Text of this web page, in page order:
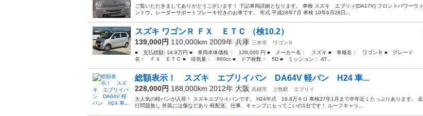
ご覧いただきましてありがとうございます！ 下記車両詳細となります。 車種 スズキ エブリィ(DA17V) フロントパワーウィ
ンドウ、レーダーサポートブレーキ付きのお車です。 年式 平成28年7月 車検 10年6月28日...
スズキ ワゴンＲ ＦＸ ＥＴＣ （検10.2）
139,000円 110,000km 2009年 兵庫 三木市
ワゴンＲ
■ 支払総額: 14.9万円 ■ 車両本体価格： 139,000 円 ■ メーカー名： スズキ ■ 車種名： ワゴンＲ ■ グレード
名： ＦＸ ＥＴＣ ■ 排気量： 660cc ■ ドア枚数： 5D ■ ミッション： AT...
総額表示！ スズキ エブリイバン DA64V 軽バン H24 車...
228,000円 188,000km 2012年 大阪 高槻市 上牧駅
エブリイ
大人気の軽バンが入荷！ スズキエブリイバンです。 H24年式 18.8万キロ 車検27年1月まで半年近くたっぷりあります。 走
行問題無し 外装には傷などあり 軽配送、仕事、キャンプにもってこいの1台です！ ルーフキャリ...